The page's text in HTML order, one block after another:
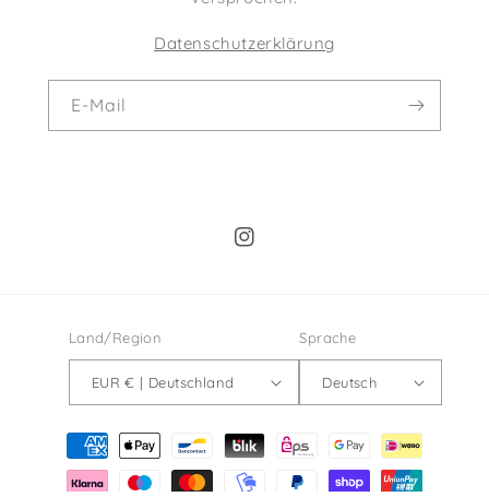
Datenschutzerklärung
E-Mail
Instagram
Land/Region
EUR € | Deutschland
Sprache
Deutsch
Zahlungsmethoden